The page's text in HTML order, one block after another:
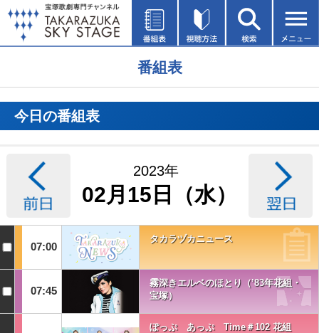
番組表
今日の番組表
2023年
02月15日（水）
07:00
タカラヅカニュース
07:45
霧深きエルベのほとり（’83年花組・
宝塚）
ぽっぷ あっぷ Time＃102 花組